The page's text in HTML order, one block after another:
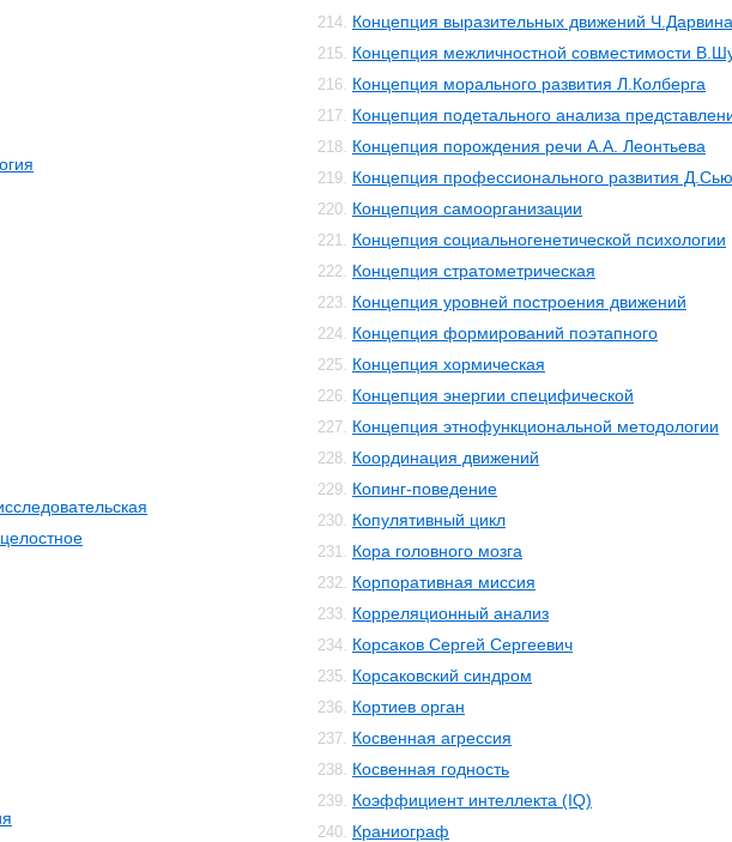
214. Концепция выразительных движений Ч.Дарвина
215. Концепция межличностной совместимости
216. Концепция морального развития Л.Колберга
217. Концепция подетального анализа
218. Концепция порождения речи А.А. Леонтьева
219. Концепция профессионального развития
220. Концепция самоорганизации
221. Концепция социальногенетической психологии
222. Концепция стратометрическая
223. Концепция уровней построения движений
224. Концепция формирований поэтапного
225. Концепция хормическая
226. Концепция энергии специфической
227. Концепция этнофункциональной методологии
228. Координация движений
229. Копинг-поведение
230. Копулятивный цикл
231. Кора головного мозга
232. Корпоративная миссия
233. Корреляционный анализ
234. Корсаков Сергей Сергеевич
235. Корсаковский синдром
236. Кортиев орган
237. Косвенная агрессия
238. Косвенная годность
239. Коэффициент интеллекта (IQ)
240. Краниограф